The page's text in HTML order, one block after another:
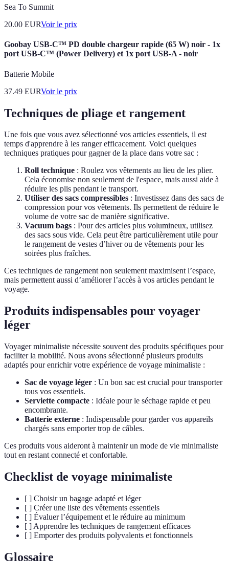
Sea To Summit
20.00 EURVoir le prix
Goobay USB-C™ PD double chargeur rapide (65 W) noir - 1x
port USB-C™ (Power Delivery) et 1x port USB-A - noir
Batterie Mobile
37.49 EURVoir le prix
Techniques de pliage et rangement
Une fois que vous avez sélectionné vos articles essentiels, il est
temps d'apprendre à les ranger efficacement. Voici quelques
techniques pratiques pour gagner de la place dans votre sac :
Roll technique : Roulez vos vêtements au lieu de les plier.
Cela économise non seulement de l'espace, mais aussi aide à
réduire les plis pendant le transport.
Utiliser des sacs compressibles : Investissez dans des sacs de
compression pour vos vêtements. Ils permettent de réduire le
volume de votre sac de manière significative.
Vacuum bags : Pour des articles plus volumineux, utilisez
des sacs sous vide. Cela peut être particulièrement utile pour
le rangement de vestes d’hiver ou de vêtements pour les
soirées plus fraîches.
Ces techniques de rangement non seulement maximisent l’espace,
mais permettent aussi d’améliorer l’accès à vos articles pendant le
voyage.
Produits indispensables pour voyager
léger
Voyager minimaliste nécessite souvent des produits spécifiques pour
faciliter la mobilité. Nous avons sélectionné plusieurs produits
adaptés pour enrichir votre expérience de voyage minimaliste :
Sac de voyage léger : Un bon sac est crucial pour transporter
tous vos essentiels.
Serviette compacte : Idéale pour le séchage rapide et peu
encombrante.
Batterie externe : Indispensable pour garder vos appareils
chargés sans emporter trop de câbles.
Ces produits vous aideront à maintenir un mode de vie minimaliste
tout en restant connecté et confortable.
Checklist de voyage minimaliste
[ ] Choisir un bagage adapté et léger
[ ] Créer une liste des vêtements essentiels
[ ] Évaluer l’équipement et le réduire au minimum
[ ] Apprendre les techniques de rangement efficaces
[ ] Emporter des produits polyvalents et fonctionnels
Glossaire